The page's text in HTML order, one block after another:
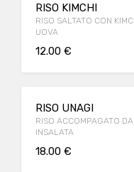
RISO KIMCHI
RISO SALTATO CON
UOVA
12.00 €
RISO UNAGI
RISO ACCOMPAGATO
INSALATA
18.00 €